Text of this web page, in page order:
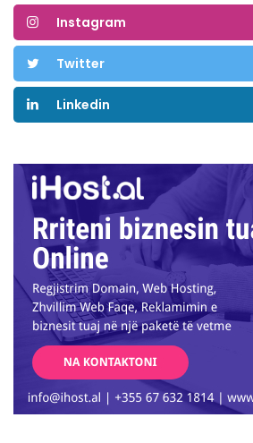
Instagram
Twitter
Linkedin